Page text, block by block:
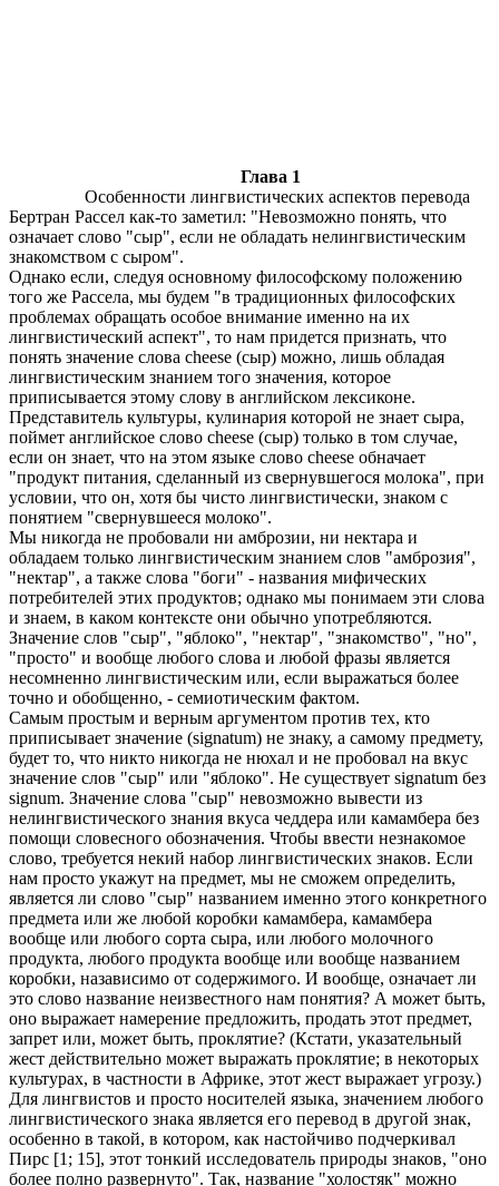
Глава 1
Особенности лингвистических аспектов перевода
Бертран Рассел как-то заметил: "Невозможно понять, что
означает слово "сыр", если не обладать нелингвистическим
знакомством с сыром".
Однако если, следуя основному философскому положению
того же Рассела, мы будем "в традиционных философских
проблемах обращать особое внимание именно на их
лингвистический аспект", то нам придется признать, что
понять значение слова cheese (сыр) можно, лишь обладая
лингвистическим знанием того значения, которое
приписывается этому слову в английском лексиконе.
Представитель культуры, кулинария которой не знает сыра,
поймет английское слово cheese (сыр) только в том случае,
если он знает, что на этом языке слово cheese обначает
"продукт питания, сделанный из свернувшегося молока", при
условии, что он, хотя бы чисто лингвистически, знаком с
понятием "свернувшееся молоко".
Мы никогда не пробовали ни амброзии, ни нектара и
обладаем только лингвистическим знанием слов "амброзия",
"нектар", а также слова "боги" - названия мифических
потребителей этих продуктов; однако мы понимаем эти слова
и знаем, в каком контексте они обычно употребляются.
Значение слов "сыр", "яблоко", "нектар", "знакомство", "но",
"просто" и вообще любого слова и любой фразы является
несомненно лингвистическим или, если выражаться более
точно и обобщенно, - семиотическим фактом.
Самым простым и верным аргументом против тех, кто
приписывает значение (signatum) не знаку, а самому предмету,
будет то, что никто никогда не нюхал и не пробовал на вкус
значение слов "сыр" или "яблоко". Не существует signatum без
signum. Значение слова "сыр" невозможно вывести из
нелингвистического знания вкуса чеддера или камамбера без
помощи словесного обозначения. Чтобы ввести незнакомое
слово, требуется некий набор лингвистических знаков. Если
нам просто укажут на предмет, мы не сможем определить,
является ли слово "сыр" названием именно этого конкретного
предмета или же любой коробки камамбера, камамбера
вообще или любого сорта сыра, или любого молочного
продукта, любого продукта вообще или вообще названием
коробки, назависимо от содержимого. И вообще, означает ли
это слово название неизвестного нам понятия? А может быть,
оно выражает намерение предложить, продать этот предмет,
запрет или, может быть, проклятие? (Кстати, указательный
жест действительно может выражать проклятие; в некоторых
культурах, в частности в Африке, этот жест выражает угрозу.)
Для лингвистов и просто носителей языка, значением любого
лингвистического знака является его перевод в другой знак,
особенно в такой, в котором, как настойчиво подчеркивал
Пирс [1; 15], этот тонкий исследователь природы знаков, "оно
более полно развернуто". Так, название "холостяк" можно